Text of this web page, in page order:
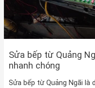
Sửa bếp từ Quảng
nhanh chóng
Sửa bếp từ Quảng Ngãi là
nhanh
chóng